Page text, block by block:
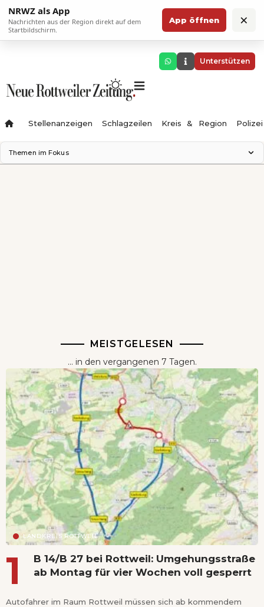
NRWZ als App
Nachrichten aus der Region direkt auf dem
Startbildschirm.
App öffnen ×
Unterstützen
Stellenanzeigen Schlagzeilen Kreis & Region Polizei
Themen im Fokus
MEISTGELESEN
... in den vergangenen 7 Tagen.
LANDKREIS ROTTWEIL
B 14/B 27 bei Rottweil: Umgehungsstraße
ab Montag für vier Wochen voll gesperrt
Autofahrer im Raum Rottweil müssen sich ab kommendem